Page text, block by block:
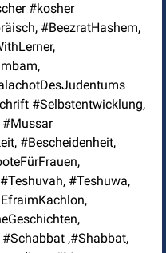
#kosher
#BeezratHashem,
#Selbstentwicklung,
#Mussar
#Bescheidenheit,
#Teshuwa,
,#Shabbat,